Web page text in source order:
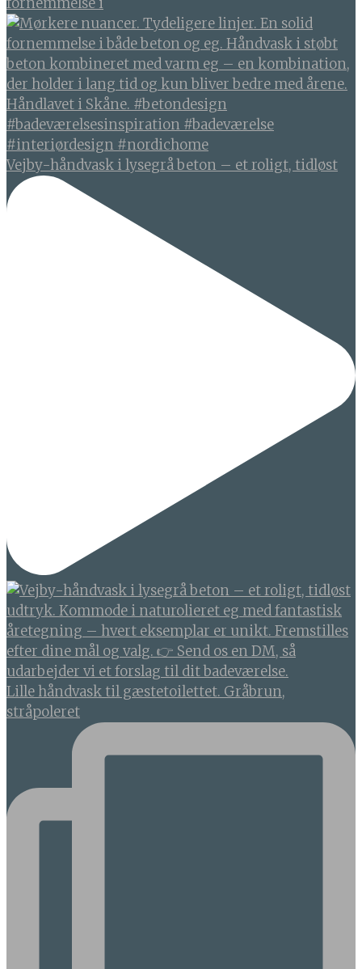
Vejby-håndvask i lysegrå beton – et roligt, tidløst
Lille håndvask til gæstetoilettet. Gråbrun,
stråpoleret